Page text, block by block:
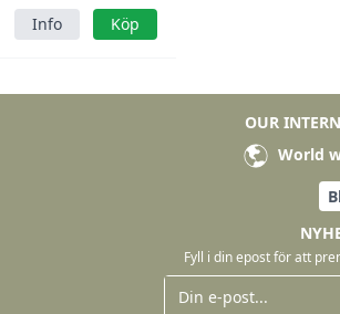
Info Köp
OUR
World
Fyll i din epost för att